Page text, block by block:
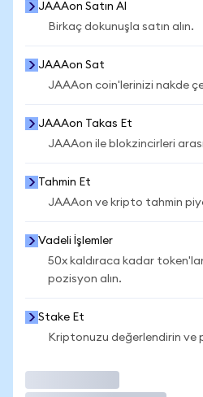
JAAAon Satın Al
Birkaç dokunuşla satın alın.
JAAAon Sat
JAAAon coin'lerinizi nakde
JAAAon Takas Et
JAAAon ile blokzincirleri
Tahmin Et
JAAAon ve kripto tahmin
Vadeli İşlemler
50x kaldıraca kadar
pozisyon alın.
Stake Et
Kriptonuzu değerlendirin ve